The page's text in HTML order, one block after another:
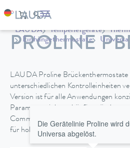
LAUDA Temperiergeräte
Einhängethermostate
Universa
PROLINE
LAUDA Proline Brückenthermostate
unterschiedlichen Kontrolleinheiten
Version ist für alle Anwendungen
Parameter nicht so häufig geändert
Command-Bedieneinheit bietet ein
für hohen Bedienkomfort und
Die Gerätelinie Proline wird
Universa abgelöst.